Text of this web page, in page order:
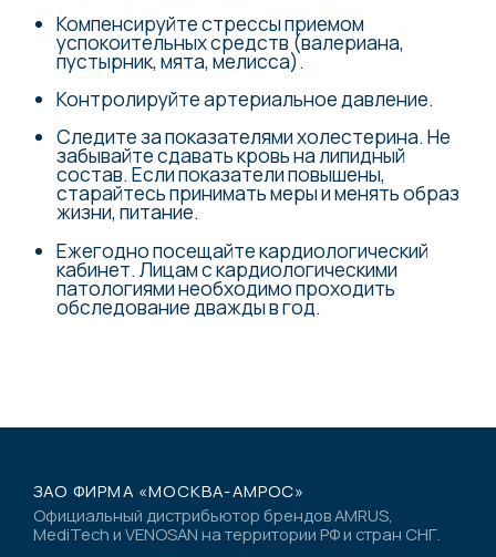
Компенсируйте стрессы приемом
успокоительных средств (валериана,
пустырник, мята, мелисса).
Контролируйте артериальное давление.
Следите за показателями холестерина. Не
забывайте сдавать кровь на липидный
состав. Если показатели повышены,
старайтесь принимать меры и менять образ
жизни, питание.
Ежегодно посещайте кардиологический
кабинет. Лицам с кардиологическими
патологиями необходимо проходить
обследование дважды в год.
ЗАО ФИРМА «МОСКВА-АМРОС»
Официальный дистрибьютор брендов AMRUS,
MediTech и VENOSAN на территории РФ и стран СНГ.